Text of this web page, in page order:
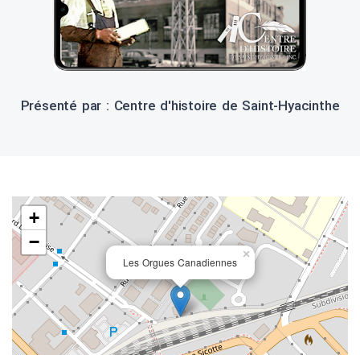
Présenté par : Centre d'histoire de Saint-Hyacinthe
Les Orgues Canadiennes
×
+
−